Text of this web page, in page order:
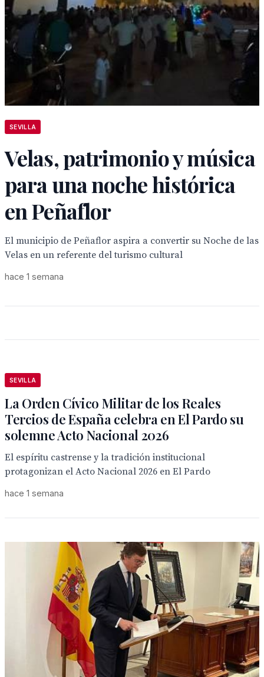
SEVILLA
Velas, patrimonio y música
para una noche histórica
en Peñaflor
El municipio de Peñaflor aspira a convertir su Noche de las
Velas en un referente del turismo cultural
hace 1 semana
SEVILLA
La Orden Cívico Militar de los Reales
Tercios de España celebra en El Pardo su
solemne Acto Nacional 2026
El espíritu castrense y la tradición institucional
protagonizan el Acto Nacional 2026 en El Pardo
hace 1 semana